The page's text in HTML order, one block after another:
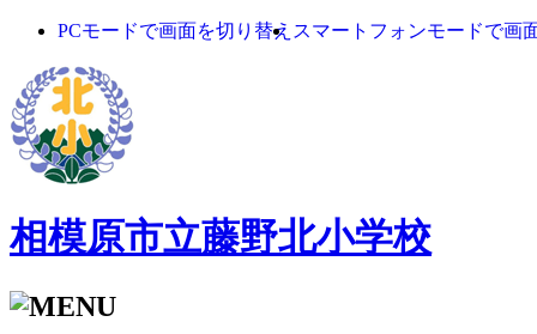
PCモードで画面を切り替え スマートフォンモードで画
相模原市立藤野北小学校